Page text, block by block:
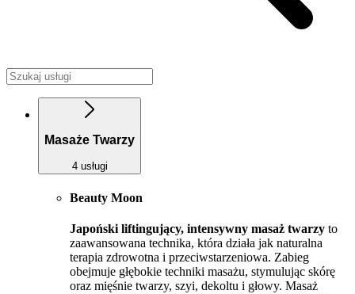
Masaże Twarzy
4 usługi
Beauty Moon
Japoński liftingujący, intensywny masaż twarzy to
zaawansowana technika, która działa jak naturalna
terapia zdrowotna i przeciwstarzeniowa. Zabieg
obejmuje głębokie techniki masażu, stymulując skórę
oraz mięśnie twarzy, szyi, dekoltu i głowy. Masaż